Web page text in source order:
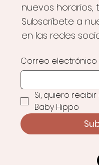
nuevos horarios,
Subscríbete a
en las redes
Correo electrónico
Si, quiero
Baby Hippo